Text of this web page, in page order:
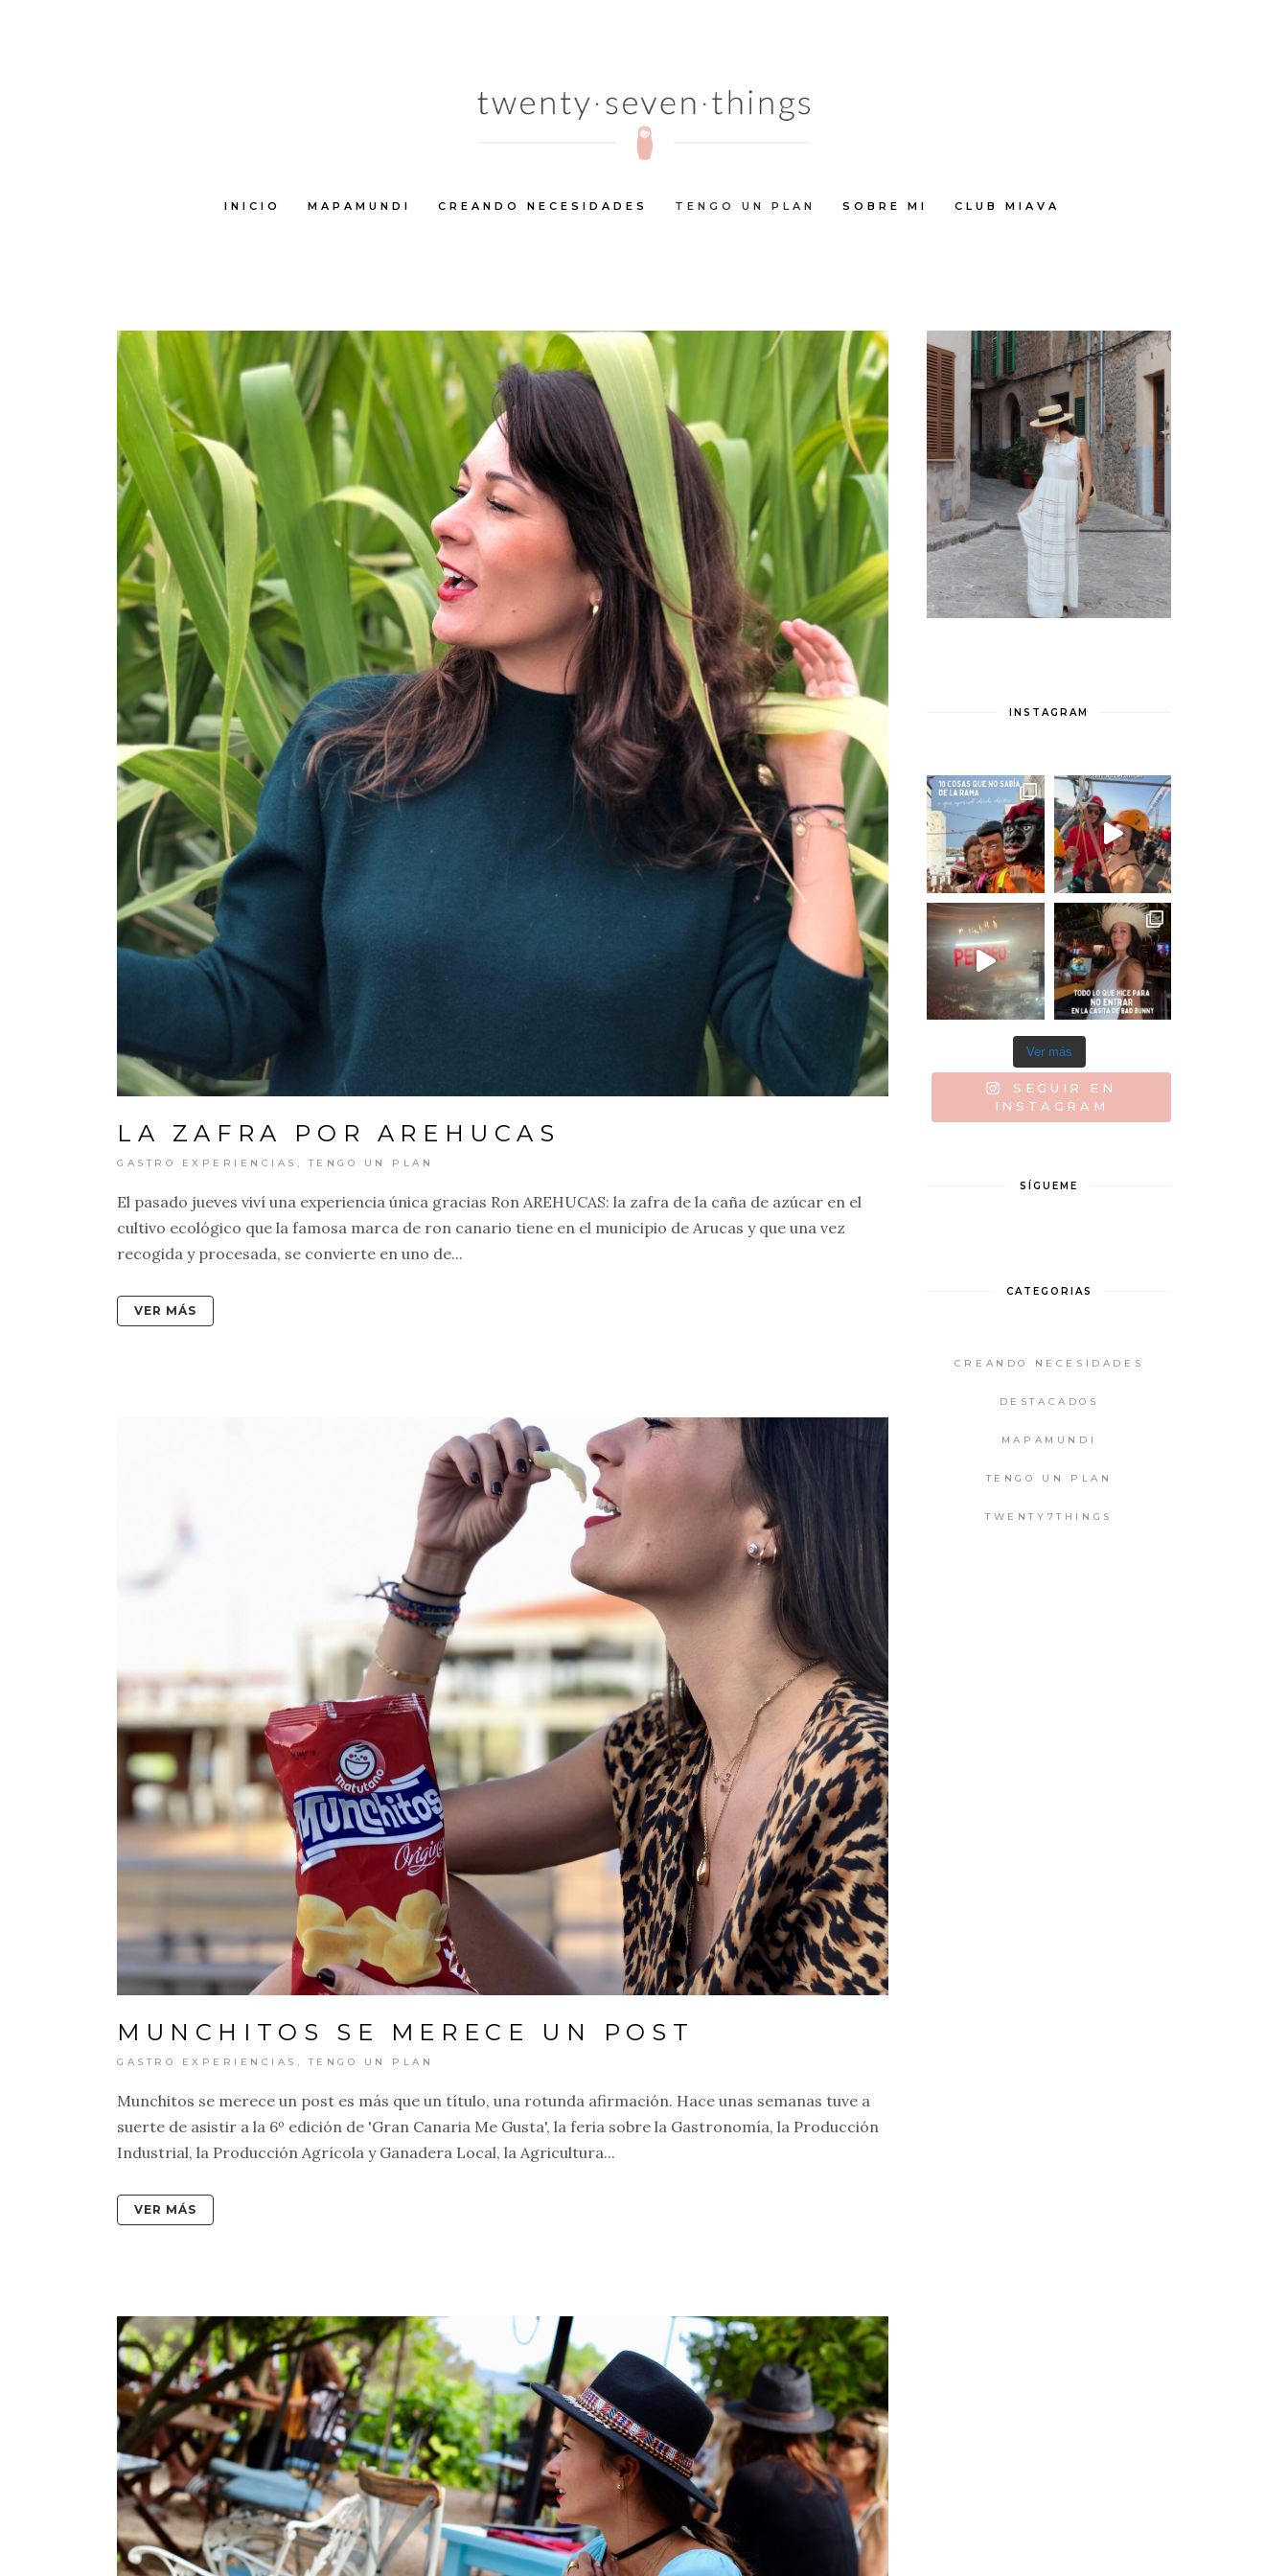
INICIO MAPAMUNDI CREANDO NECESIDADES TENGO UN PLAN SOBRE MI CLUB MIAVA
LA ZAFRA POR AREHUCAS
GASTRO EXPERIENCIAS ,TENGO UN PLAN
El pasado jueves viví una experiencia única gracias Ron AREHUCAS: la zafra de la caña de azúcar en el
cultivo ecológico que la famosa marca de ron canario tiene en el municipio de Arucas y que una vez
recogida y procesada, se convierte en uno de...
VER MÁS
MUNCHITOS SE MERECE UN POST
GASTRO EXPERIENCIAS ,TENGO UN PLAN
Munchitos se merece un post es más que un título, una rotunda afirmación. Hace unas semanas tuve a
suerte de asistir a la 6º edición de 'Gran Canaria Me Gusta', la feria sobre la Gastronomía, la Producción
Industrial, la Producción Agrícola y Ganadera Local, la Agricultura...
VER MÁS
INSTAGRAM
Ver más
SEGUIR EN
INSTAGRAM
SÍGUEME
CATEGORIAS
CREANDO NECESIDADES
DESTACADOS
MAPAMUNDI
TENGO UN PLAN
TWENTY7THINGS